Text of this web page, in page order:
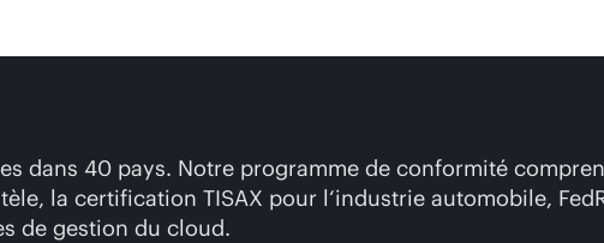
dans 40 pays. Notre programme de conformité
la certification TISAX pour l‘industrie automobile,
de gestion du cloud.